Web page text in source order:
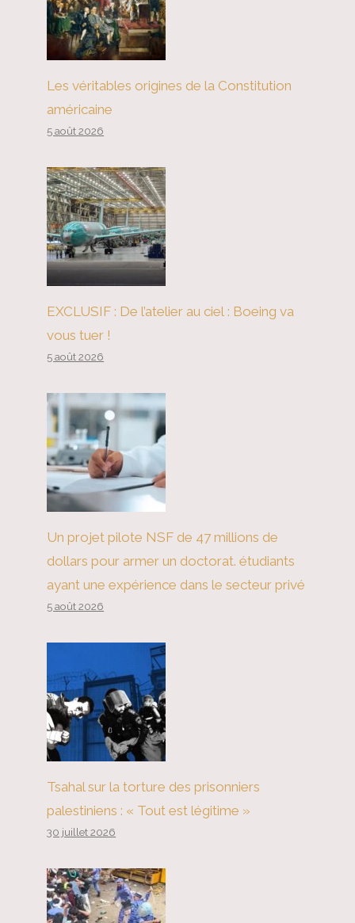
L’UE a besoin d’un accord
industriel propre et solide
Les véritables origines de la Constitution
américaine
5 août 2026
EXCLUSIF : De l’atelier au ciel : Boeing va
vous tuer !
5 août 2026
Un projet pilote NSF de 47 millions de
dollars pour armer un doctorat. étudiants
ayant une expérience dans le secteur privé
5 août 2026
Tsahal sur la torture des prisonniers
palestiniens : « Tout est légitime »
30 juillet 2026